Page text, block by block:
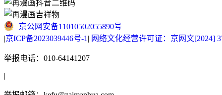
京公网安备11010502055890号
|京ICP备2023039446号-1 | 网络文化经营许可证：京网文[2024]
举报电话：010-64141207
|